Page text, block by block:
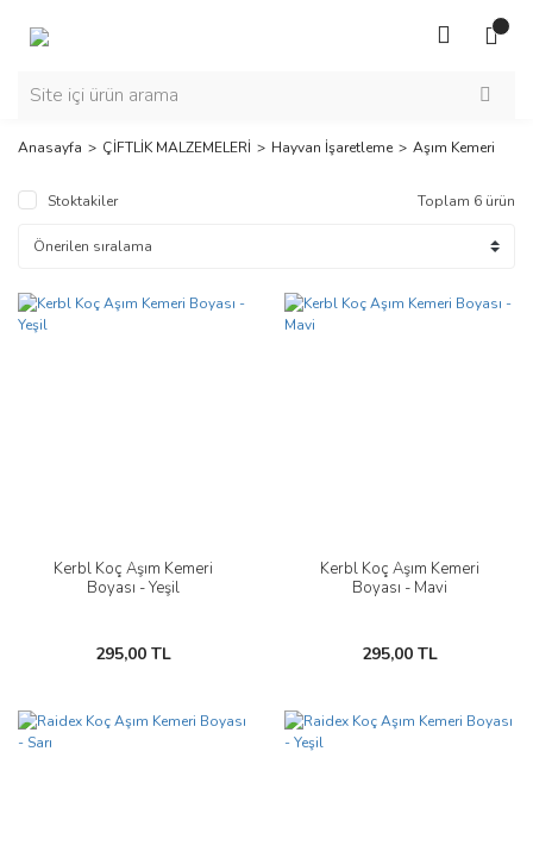
Anasayfa ÇİFTLİK MALZEMELERİ Hayvan İşaretleme Aşım Kemeri
Stoktakiler Toplam 6 ürün
Kerbl Koç Aşım Kemeri
Boyası - Yeşil
295,00 TL
Kerbl Koç Aşım Kemeri
Boyası - Mavi
295,00 TL